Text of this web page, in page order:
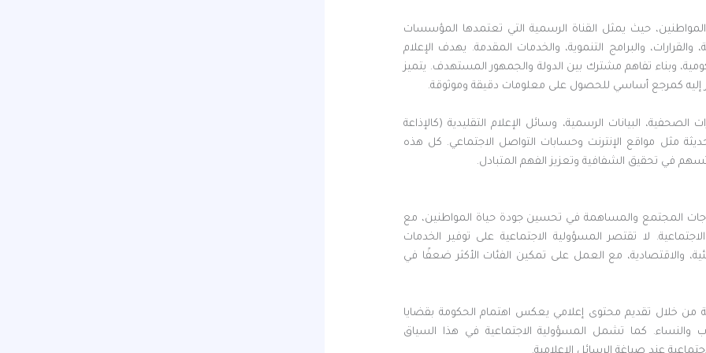
حيث يمثل القناة الرسمية التي تعتمدها المؤسسات
والبرامج التنموية، والخدمات المقدمة. يهدف الإعلام
وبناء تفاهم مشترك بين الدولة والجمهور المستهدف. يتميز
إليه كمرجع أساسي للحصول على معلومات دقيقة وموثوقة.
البيانات الرسمية، وسائل الإعلام التقليدية (كالإذاعة
مثل مواقع الإنترنت وحسابات التواصل الاجتماعي. كل هذه
في تحقيق الشفافية وتعزيز الفهم المتبادل.
المجتمع والمساهمة في تحسين جودة حياة المواطنين، مع
لا تقتصر المسؤولية الاجتماعية على توفير الخدمات
والاقتصادية، مع العمل على تمكين الفئات الأكثر ضعفًا في
من خلال تقديم محتوى إعلامي يعكس اهتمام الحكومة بقضايا
والنساء. كما تشمل المسؤولية الاجتماعية في هذا السياق
عند صياغة الرسائل الإعلامية.